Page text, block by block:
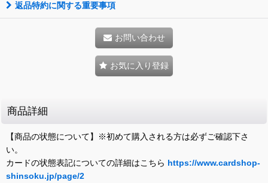
返品特約に関する重要事項
お問い合わせ
お気に入り登録
商品詳細
【商品の状態について】※初めて購入される方は必ずご確認下さ
い。
カードの状態表記についての詳細はこちら https://www.cardshop-
shinsoku.jp/page/2